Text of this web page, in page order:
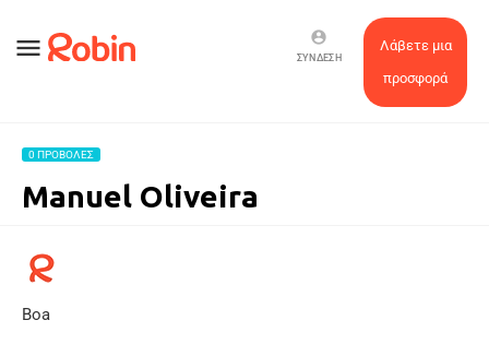
menu
Λάβετε μια
προσφορά
account_circle
ΣΎΝΔΕΣΗ
0 ΠΡΟΒΟΛΈΣ
Manuel Oliveira
Boa